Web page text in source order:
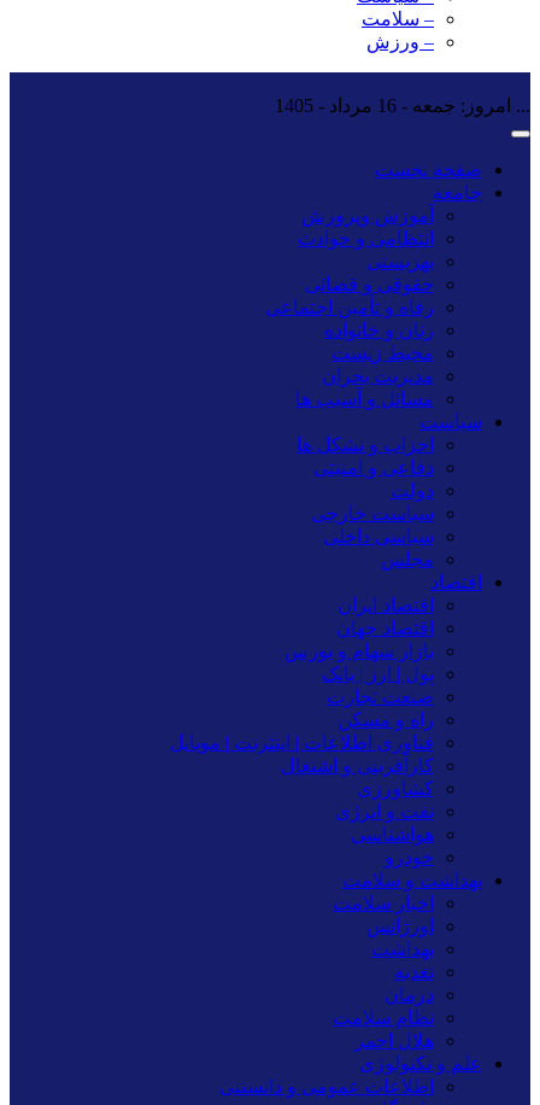
– سلامت
– ورزش
... امروز: جمعه - 16 مرداد - 1405
صفحه نخست
جامعه
آموزش وپرورش
انتظامی و حوادث
بهزیستی
حقوقی و قضائی
رفاه و تأمین اجتماعی
زنان و خانواده
محیط زیست
مدیریت بحران
مسائل و آسیب ها
سیاست
احزاب و تشکل ها
دفاعی و امنیتی
دولت
سیاست خارجی
سیاسی داخلی
مجلس
اقتصاد
اقتصاد ایران
اقتصاد جهان
بازار سهام و بورس
پول | ارز | بانک
صنعت تجارت
راه و مسکن
فناوری اطلاعات | اینترنت | موبایل
کارآفرینی و اشتغال
کشاورزی
نفت و انرژی
هواشناسی
خودرو
بهداشت و سلامت
اخبار سلامت
اورژانس
بهداشت
تغدیه
درمان
نظام سلامت
هلال احمر
علم و تکنولوژی
اطلاعات عمومی و دانستنی